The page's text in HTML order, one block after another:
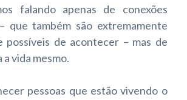
falando apenas de conexões
que também são extremamente
possíveis de acontecer – mas de
vida mesmo.
pessoas que estão vivendo o